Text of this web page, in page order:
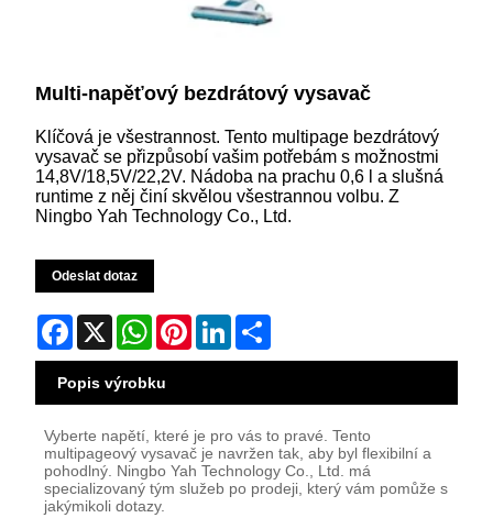
Multi-napěťový bezdrátový vysavač
Klíčová je všestrannost. Tento multipage bezdrátový
vysavač se přizpůsobí vašim potřebám s možnostmi
14,8V/18,5V/22,2V. Nádoba na prachu 0,6 l a slušná
runtime z něj činí skvělou všestrannou volbu. Z
Ningbo Yah Technology Co., Ltd.
Odeslat dotaz
Facebook
X WhatsApp
PinterestLinkedIn
Popis výrobku
Vyberte napětí, které je pro vás to pravé. Tento
multipageový vysavač je navržen tak, aby byl flexibilní a
pohodlný. Ningbo Yah Technology Co., Ltd. má
specializovaný tým služeb po prodeji, který vám pomůže s
jakýmikoli dotazy.